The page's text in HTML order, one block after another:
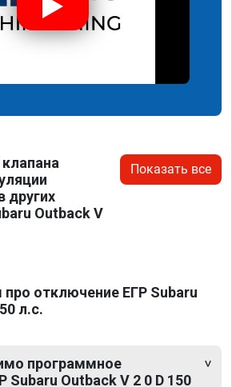
других
Outback V
Показать все
отключение ЕГР Subaru
л.с.
программное
Subaru Outback V 2 0 D 150